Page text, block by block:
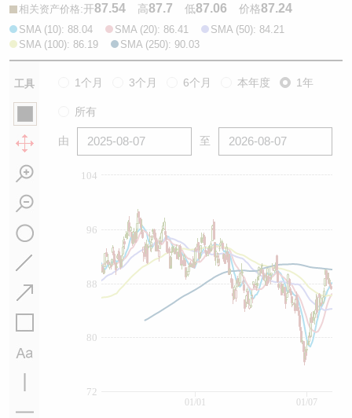
相关资产价格:开87.54 高87.7 低87.06 价格87.24
SMA (10): 88.04 SMA (20): 86.41
SMA (50): 84.21
SMA (100): 86.19
SMA (250): 90.03
工具 1个月 3个月 6个月 本年度 1年
所有
由 至
72
80
88
96
104
01/07
01/01